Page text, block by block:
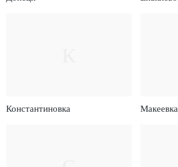
Константиновка Макеевка